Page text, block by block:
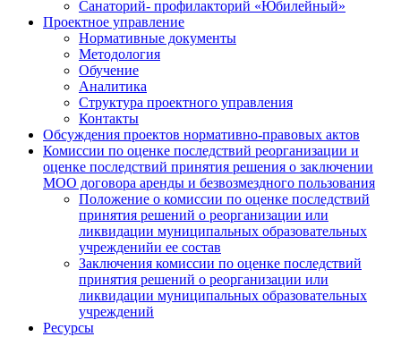
Санаторий- профилакторий «Юбилейный»
Проектное управление
Нормативные документы
Методология
Обучение
Аналитика
Структура проектного управления
Контакты
Обсуждения проектов нормативно-правовых актов
Комиссии по оценке последствий реорганизации и
оценке последствий принятия решения о заключении
МОО договора аренды и безвозмездного пользования
Положение о комиссии по оценке последствий
принятия решений о реорганизации или
ликвидации муниципальных образовательных
учрежденийи ее состав
Заключения комиссии по оценке последствий
принятия решений о реорганизации или
ликвидации муниципальных образовательных
учреждений
Ресурсы